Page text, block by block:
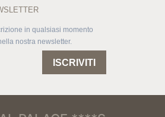
in qualsiasi momento
nostra newsletter.
ISCRIVITI